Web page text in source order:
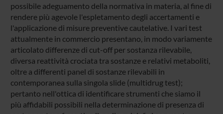
possibile adeguamento della normativa in materia, al fine di
rendere più agevole l'espletamento degli accertamenti e
l'applicazione di misure preventive cautelative. I vari test
attualmente in commercio presentano, in modo variamente
articolato differenze di cut-off per sostanza rilevabile,
diversa reattività crociata tra sostanze e relativi metaboliti,
oltre a differenti panel di sostanze rilevabili in
contemporanea sulla singola slide (multidrug test);
pertanto nell'ottica di identificare strumenti che siamo il
più affidabili possibili nella determinazione di presenza di